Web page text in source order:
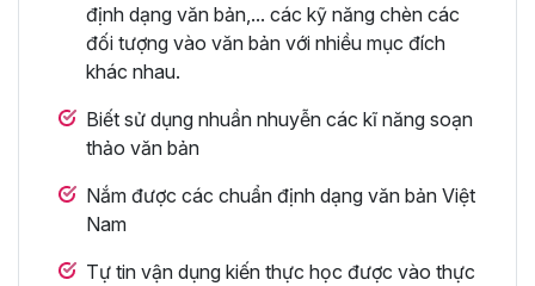
định dạng văn bản,... các kỹ năng chèn các
đối tượng vào văn bản với nhiều mục đích
khác nhau.
Biết sử dụng nhuần nhuyễn các kĩ năng soạn
thảo văn bản
Nắm được các chuẩn định dạng văn bản Việt
Nam
Tự tin vận dụng kiến thực học được vào thực